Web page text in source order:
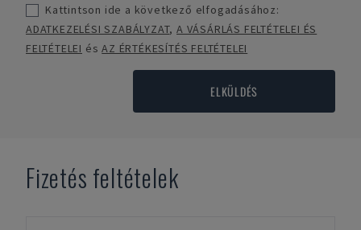
Kattintson ide a következő elfogadásához:
ADATKEZELÉSI SZABÁLYZAT,A VÁSÁRLÁS FELTÉTELEI ÉS
FELTÉTELEI ésAZ ÉRTÉKESÍTÉS FELTÉTELEI
ELKÜLDÉS
Fizetés feltételek